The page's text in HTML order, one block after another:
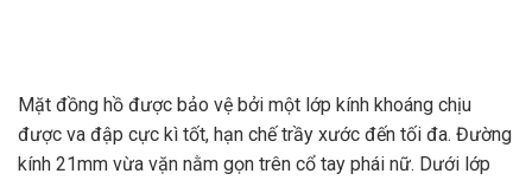
Mặt đồng hồ được bảo vệ bởi một lớp kính khoáng chịu
được va đập cực kì tốt, hạn chế trầy xước đến tối đa. Đường
kính 21mm vừa vặn nằm gọn trên cổ tay phái nữ. Dưới lớp